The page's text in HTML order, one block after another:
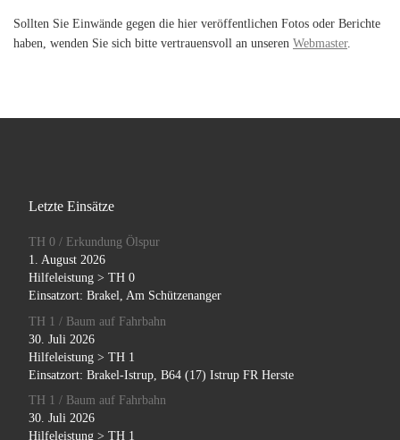
Sollten Sie Einwände gegen die hier veröffentlichen Fotos oder Berichte
haben, wenden Sie sich bitte vertrauensvoll an unseren Webmaster.
Letzte Einsätze
TH 0 / Erkundung Ölspur
1. August 2026
Hilfeleistung > TH 0
Einsatzort: Brakel, Am Schützenanger
TH 1 / Baum auf Fahrbahn
30. Juli 2026
Hilfeleistung > TH 1
Einsatzort: Brakel-Istrup, B64 (17) Istrup FR Herste
TH 1 / Baum auf Fahrbahn
30. Juli 2026
Hilfeleistung > TH 1